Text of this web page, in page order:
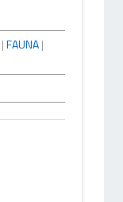
|FAUNA|